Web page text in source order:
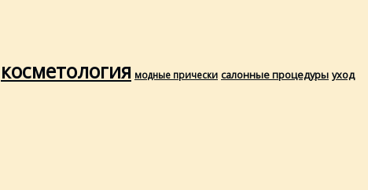
косметология модные прически салонные процедуры уход